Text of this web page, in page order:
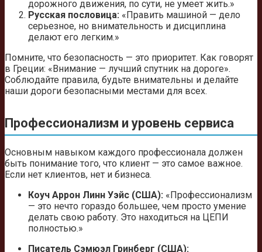
дорожного движения, по сути, не умеет жить.»
Русская пословица: «Править машиной — дело
серьезное, но внимательность и дисциплина
делают его легким.»
Помните, что безопасность — это приоритет. Как говорят
в Греции: «Внимание — лучший спутник на дороге».
Соблюдайте правила, будьте внимательны и делайте
наши дороги безопасными местами для всех.
Профессионализм и уровень сервиса
Основным навыком каждого профессионала должен
быть понимание того, что клиент — это самое важное.
Если нет клиентов, нет и бизнеса.
Коуч Аррон Линн Уэйс (США): «Профессионализм
— это нечто гораздо большее, чем просто умение
делать свою работу. Это находиться на ЦЕПИ
полностью.»
Писатель Сэмюэл Гринберг (США):